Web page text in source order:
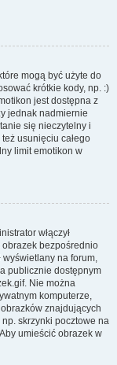
mogą być użyte do
krótkie kody, np. :)
jest dostępna z
jednak nadmiernie
się nieczytelny i
usunięciu całego
limit emotikon w
włączył
obrazek bezpośrednio
wyświetlany na forum,
publicznie dostępnym
Nie można
komputerze,
znajdujących
skrzynki pocztowe na
umieścić obrazek w